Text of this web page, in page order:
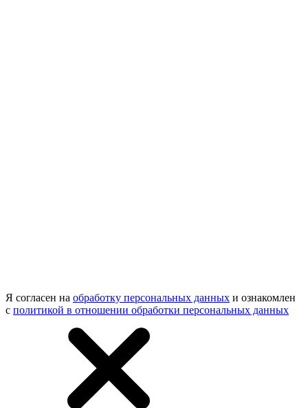
Я согласен на обработку персональных данных и ознакомлен
с политикой в отношении обработки персональных данных